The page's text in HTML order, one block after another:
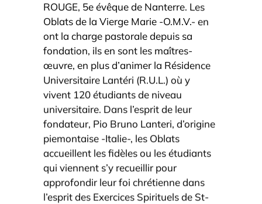
ROUGE, 5e évêque de Nanterre. Les
Oblats de la Vierge Marie -O.M.V.- en
ont la charge pastorale depuis sa
fondation, ils en sont les maîtres-
œuvre, en plus d’animer la Résidence
Universitaire Lantéri (R.U.L.) où y
vivent 120 étudiants de niveau
universitaire. Dans l’esprit de leur
fondateur, Pio Bruno Lanteri, d’origine
piemontaise -Italie-, les Oblats
accueillent les fidèles ou les étudiants
qui viennent s’y recueillir pour
approfondir leur foi chrétienne dans
l’esprit des Exercices Spirituels de St-